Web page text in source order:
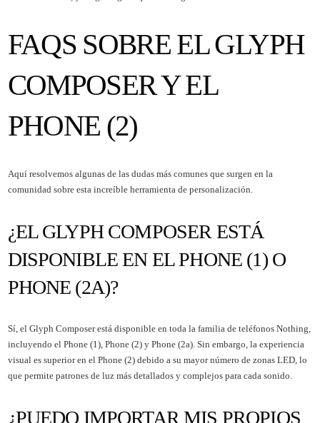
FAQS SOBRE EL GLYPH
COMPOSER Y EL
PHONE (2)
Aquí resolvemos algunas de las dudas más comunes que surgen en la
comunidad sobre esta increíble herramienta de personalización.
¿EL GLYPH COMPOSER ESTÁ
DISPONIBLE EN EL PHONE (1) O
PHONE (2A)?
Sí, el Glyph Composer está disponible en toda la familia de teléfonos Nothing,
incluyendo el Phone (1), Phone (2) y Phone (2a). Sin embargo, la experiencia
visual es superior en el Phone (2) debido a su mayor número de zonas LED, lo
que permite patrones de luz más detallados y complejos para cada sonido.
¿PUEDO IMPORTAR MIS PROPIOS